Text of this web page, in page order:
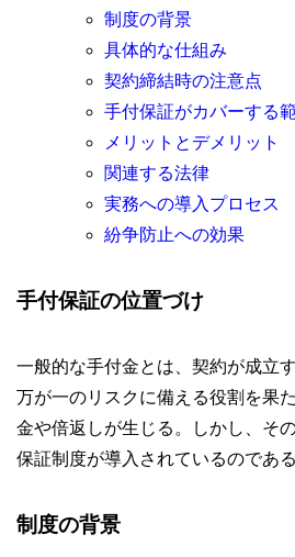
制度の背景
具体的な仕組み
契約締結時の注意点
手付保証がカバーする
メリットとデメリット
関連する法律
実務への導入プロセス
紛争防止への効果
手付保証の位置づけ
一般的な手付金とは、契約が成立
万が一のリスクに備える役割を果
金や倍返しが生じる。しかし、そ
保証制度が導入されているのである
制度の背景